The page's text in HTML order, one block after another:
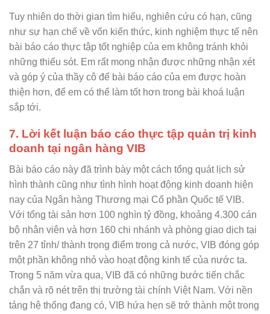
Tuy nhiên do thời gian tìm hiểu, nghiên cứu có hạn, cũng
như sự hạn chế về vốn kiến thức, kinh nghiệm thực tế nên
bài báo cáo thực tập tốt nghiệp của em không tránh khỏi
những thiếu sót. Em rất mong nhận được những nhận xét
và góp ý của thầy cô để bài báo cáo của em được hoàn
thiện hơn, để em có thể làm tốt hơn trong bài khoá luận
sắp tới.
7. Lời kết luận báo cáo thực tập quản trị kinh
doanh tại ngân hàng VIB
Bài báo cáo này đã trình bày một cách tổng quát lịch sử
hình thành cũng như tình hình hoạt động kinh doanh hiện
nay của Ngân hàng Thương mại Cổ phần Quốc tế VIB.
Với tổng tài sản hơn 100 nghìn tỷ đồng, khoảng 4.300 cán
bộ nhân viên và hơn 160 chi nhánh và phòng giao dịch tại
trên 27 tỉnh/ thành trọng điểm trong cả nước, VIB đóng góp
một phần không nhỏ vào hoạt động kinh tế của nước ta.
Trong 5 năm vừa qua, VIB đã có những bước tiến chắc
chắn và rõ nét trên thị trường tài chính Việt Nam. Với nền
tảng hệ thống đang có, VIB hứa hẹn sẽ trở thành một trong